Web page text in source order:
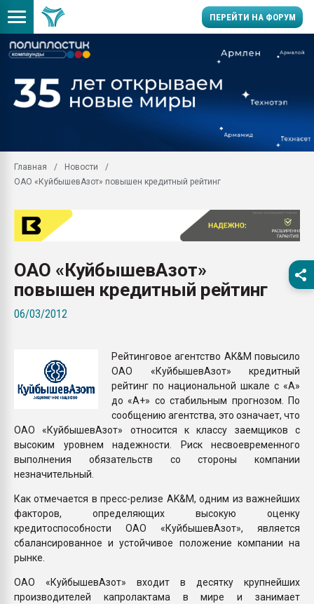
ПЕРЕЙТИ НА ФОРУМ
производство SPC
заводу пластмасс"
Подмосковье, Москва
28.07.2026
28.07.2026
ПЕРЕЙТИ НА
Главная
Новости
ОАО «КуйбышевАзот» повышен кредитный рейтинг
ОАО «КуйбышевАзот»
повышен кредитный рейтинг
06/03/2012
Рейтинговое агентство AK&M повысило
ОАО «КуйбышевАзот» кредитный
рейтинг по национальной шкале с «А»
до «А+» со стабильным прогнозом. По
сообщению агентства, это означает, что
ОАО «КуйбышевАзот» относится к классу заемщиков с
высоким уровнем надежности. Риск несвоевременного
выполнения обязательств со стороны компании
незначительный.
Как отмечается в пресс-релизе AK&M, одним из важнейших
факторов, определяющих высокую оценку
кредитоспособности ОАО «КуйбышевАзот», является
сбалансированное и устойчивое положение компании на
рынке.
ОАО «КуйбышевАзот» входит в десятку крупнейших
производителей капролактама в мире и занимает